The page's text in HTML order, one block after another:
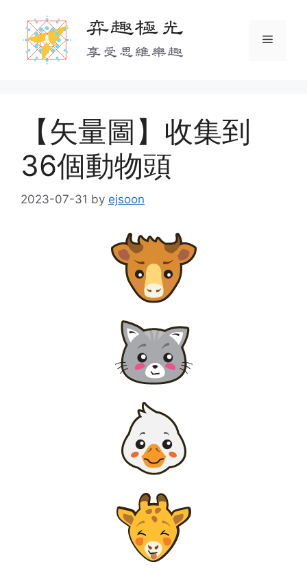
content
弈趣極光
享受思維樂趣
Menu
【矢量圖】收集到
36個動物頭
2023-07-31 by ejsoon